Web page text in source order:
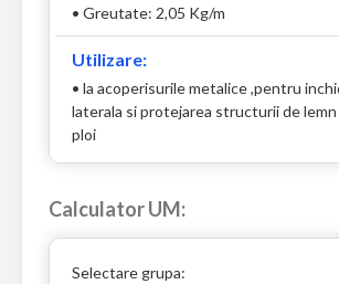
• Greutate: 2,05 Kg/m
Utilizare:
• la acoperisurile metalice ,pentru
laterala si protejarea structurii de
ploi
Calculator UM:
Selectare grupa: